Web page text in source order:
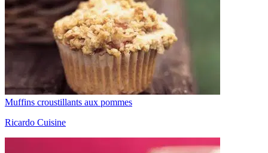
Muffins croustillants aux pommes
Ricardo Cuisine